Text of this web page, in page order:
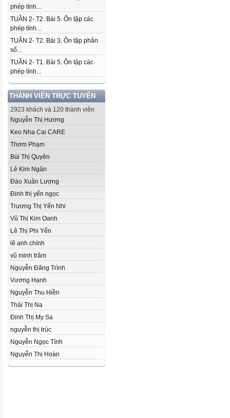
phép tính...
TUẦN 2- T2. Bài 5. Ôn tập các
phép tính...
TUẦN 2- T2. Bài 3. Ôn tập phân
số...
TUẦN 2- T1. Bài 5. Ôn tập các
phép tính...
THÀNH VIÊN TRỰC TUYẾN
2923 khách và 120 thành viên
Nguyễn Thị Hương
Keo Nha Cai CARE
Thơm Phạm
Bùi Thị Quyên
Lê Kim Ngân
Đào Xuân Lượng
Đinh thị yến ngọc
Trương Thị Yến Nhi
Vũ Thị Kim Oanh
Lê Thị Phi Yến
lê anh chính
vũ minh trâm
Nguyễn Đăng Trình
Vương Hạnh
Nguyễn Thu Hiền
Thái Thị Na
Đinh Thị My Sa
nguyễn thị trúc
Nguyễn Ngọc Tính
Nguyễn Thị Hoàn